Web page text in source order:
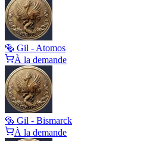
🥯 Gil - Atomos
À la demande
🥯 Gil - Bismarck
À la demande